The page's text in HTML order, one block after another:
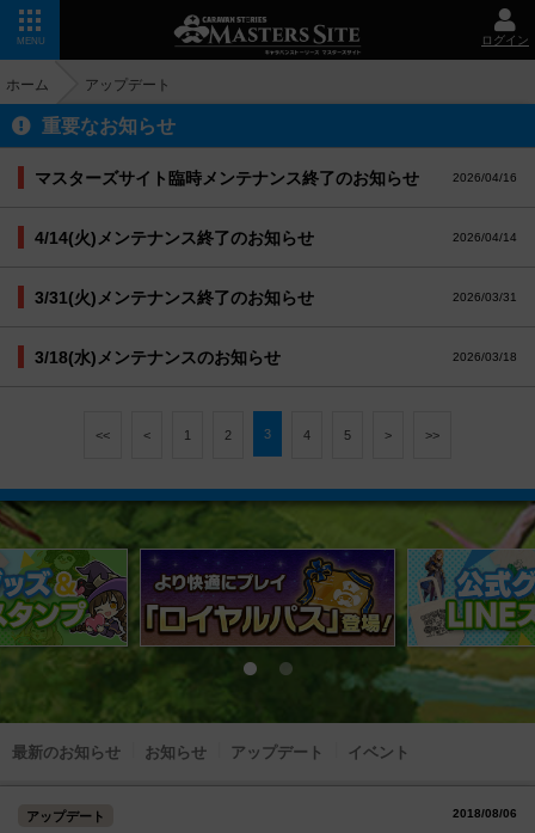
MENU ログイン
ホーム アップデート
重要なお知らせ
マスターズサイト臨時メンテナンス終了のお知らせ 2026/04/16
4/14(火)メンテナンス終了のお知らせ 2026/04/14
3/31(火)メンテナンス終了のお知らせ 2026/03/31
3/18(水)メンテナンスのお知らせ 2026/03/18
<< < 1 2 3 4 5 > >>
最新のお知らせ お知らせ アップデート イベント
アップデート 2018/08/06